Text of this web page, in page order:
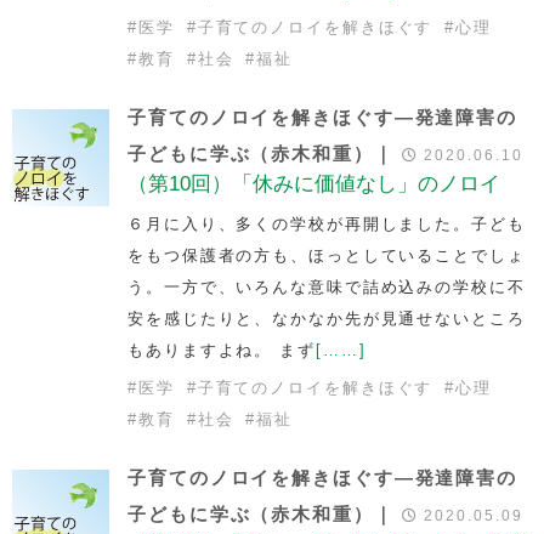
# 医学 #子育てのノロイを解きほぐす #心理
#教育 #社会 #福祉
子育てのノロイを解きほぐす―発達障害の
子どもに学ぶ（赤木和重）｜
2020.06.10
（第10回）「休みに価値なし」のノロイ
６月に入り、多くの学校が再開しました。子ども
をもつ保護者の方も、ほっとしていることでしょ
う。一方で、いろんな意味で詰め込みの学校に不
安を感じたりと、なかなか先が見通せないところ
もありますよね。 まず [……]
# 医学 #子育てのノロイを解きほぐす #心理
#教育 #社会 #福祉
子育てのノロイを解きほぐす―発達障害の
子どもに学ぶ（赤木和重）｜
2020.05.09